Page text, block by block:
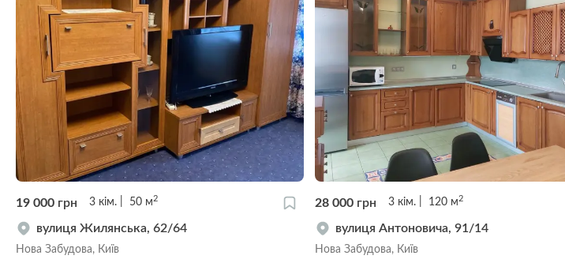
19 000 грн 3 кім. 50 м 2
вулиця Жилянська, 62/64
Нова Забудова, Київ
28 000 грн 3 кім. 120 м 2
вулиця Антоновича, 91/14
Нова Забудова, Київ